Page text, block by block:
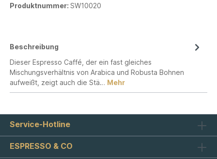
Produktnummer: SW10020
Beschreibung
Dieser Espresso Caffé, der ein fast gleiches
Mischungsverhältnis von Arabica und Robusta Bohnen
aufweißt, zeigt auch die Stä… Mehr
Service-Hotline
ESPRESSO & CO